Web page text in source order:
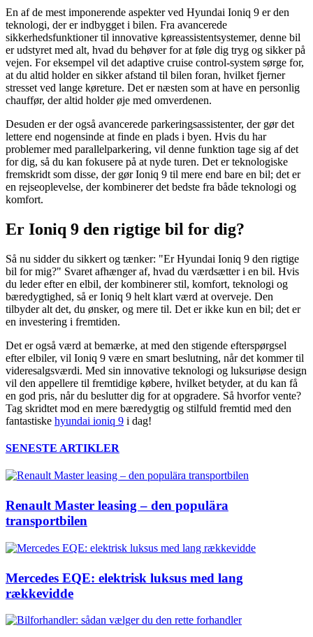
En af de mest imponerende aspekter ved Hyundai Ioniq 9 er den
teknologi, der er indbygget i bilen. Fra avancerede
sikkerhedsfunktioner til innovative køreassistentsystemer, denne bil
er udstyret med alt, hvad du behøver for at føle dig tryg og sikker på
vejen. For eksempel vil det adaptive cruise control-system sørge for,
at du altid holder en sikker afstand til bilen foran, hvilket fjerner
stresset ved lange køreture. Det er næsten som at have en personlig
chauffør, der altid holder øje med omverdenen.
Desuden er der også avancerede parkeringsassistenter, der gør det
lettere end nogensinde at finde en plads i byen. Hvis du har
problemer med parallelparkering, vil denne funktion tage sig af det
for dig, så du kan fokusere på at nyde turen. Det er teknologiske
fremskridt som disse, der gør Ioniq 9 til mere end bare en bil; det er
en rejseoplevelse, der kombinerer det bedste fra både teknologi og
komfort.
Er Ioniq 9 den rigtige bil for dig?
Så nu sidder du sikkert og tænker: "Er Hyundai Ioniq 9 den rigtige
bil for mig?" Svaret afhænger af, hvad du værdsætter i en bil. Hvis
du leder efter en elbil, der kombinerer stil, komfort, teknologi og
bæredygtighed, så er Ioniq 9 helt klart værd at overveje. Den
tilbyder alt det, du ønsker, og mere til. Det er ikke kun en bil; det er
en investering i fremtiden.
Det er også værd at bemærke, at med den stigende efterspørgsel
efter elbiler, vil Ioniq 9 være en smart beslutning, når det kommer til
videresalgsværdi. Med sin innovative teknologi og luksuriøse design
vil den appellere til fremtidige købere, hvilket betyder, at du kan få
en god pris, når du beslutter dig for at opgradere. Så hvorfor vente?
Tag skridtet mod en mere bæredygtig og stilfuld fremtid med den
fantastiske hyundai ioniq 9 i dag!
SENESTE ARTIKLER
Renault Master leasing – den populära
transportbilen
Mercedes EQE: elektrisk luksus med lang
rækkevidde